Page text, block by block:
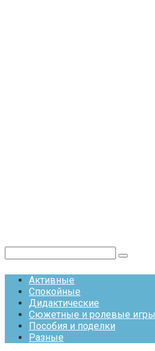
Активные
Спокойные
Дидактические
Сюжетные и ролевые игры
Пособия и поделки
Разные